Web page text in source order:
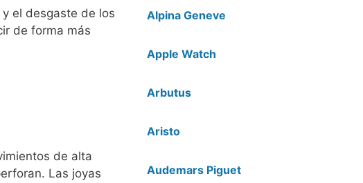
el desgaste de los
de forma más
de alta
Las joyas
Alpina Geneve
Apple Watch
Arbutus
Aristo
Audemars Piguet